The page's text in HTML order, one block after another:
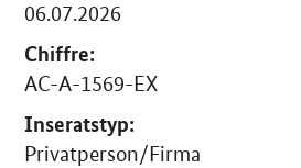
06.07.2026
Chiffre:
AC-A-1569-EX
Inseratstyp:
Privatperson/Firma